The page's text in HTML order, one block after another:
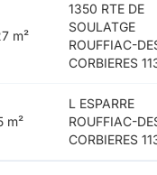
m²
1350 RTE DE
SOULATGE
ROUFFIAC-
CORBIERES
m²
L ESPARRE
ROUFFIAC-
CORBIERES